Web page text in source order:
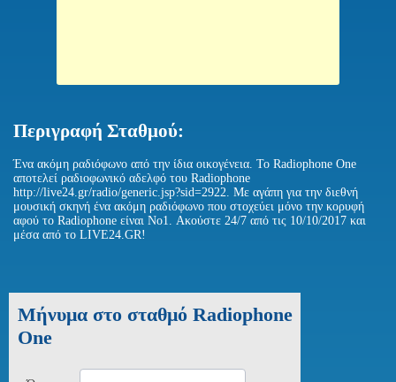
Περιγραφή Σταθμού:
Ένα ακόμη ραδιόφωνο από την ίδια οικογένεια. Το Radiophone One
αποτελεί ραδιοφωνικό αδελφό του Radiophone
http://live24.gr/radio/generic.jsp?sid=2922. Με αγάπη για την διεθνή
μουσική σκηνή ένα ακόμη ραδιόφωνο που στοχεύει μόνο την κορυφή
αφού το Radiophone είναι No1. Ακούστε 24/7 από τις 10/10/2017 και
μέσα από το LIVE24.GR!
Μήνυμα στο σταθμό Radiophone
One